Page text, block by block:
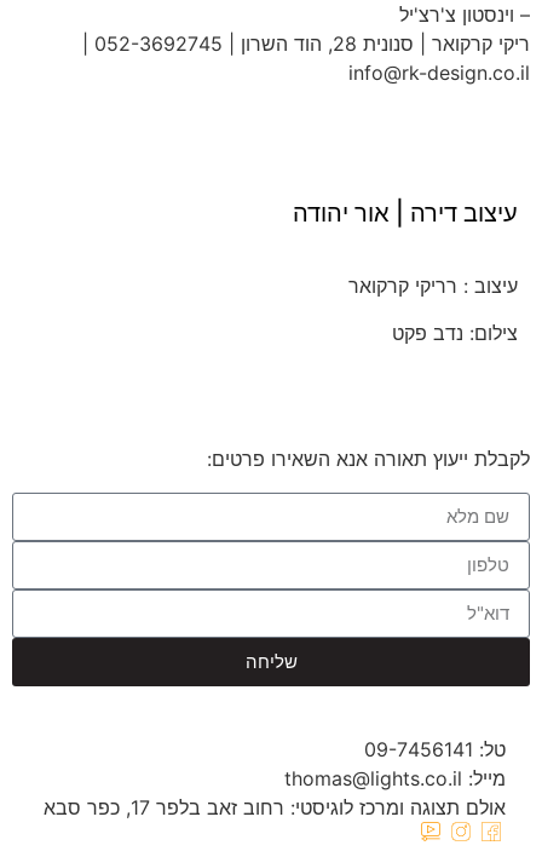
– וינסטון צ'רצ'יל
info@rk-design.co.il
עיצוב דירה | אור יהודה
עיצוב : רריקי קרקואר
צילום: נדב פקט
לקבלת ייעוץ תאורה אנא השאירו פרטים:
שליחה
טל: 09-7456141
מייל: thomas@lights.co.il‬
אולם תצוגה ומרכז לוגיסטי: רחוב זאב בלפר 17, כפר סבא